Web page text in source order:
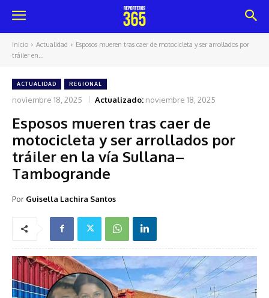
Inicio Actualidad
Esposos mueren tras caer de motocicleta y ser arrollados por
tráiler en...
ACTUALIDAD REGIONAL
noviembre 18, 2025 Actualizado: noviembre 18, 2025
Esposos mueren tras caer de
motocicleta y ser arrollados por
tráiler en la vía Sullana–
Tambogrande
Por Guisella Lachira Santos